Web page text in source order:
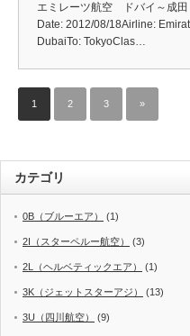
エミレーツ航空 ドバイ～成
Date: 2012/08/18Airline:
DubaiTo: TokyoClas…
1 2 3 »
カテゴリ
0B（ブルーエア） (1)
2I（スターペルー航空） (3)
2L（ヘルベティックエア） (1)
3K（ジェットスターアジ） (13)
3U（四川航空） (9)